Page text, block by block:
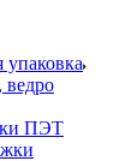
упаковка
ведро
ПЭТ